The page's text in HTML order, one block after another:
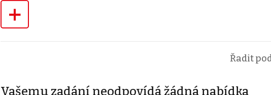
+
Řadit
Vašemu zadání neodpovídá žádná nabídka